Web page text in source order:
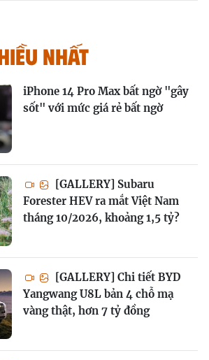
nhất
iPhone 14 Pro Max bất ngờ "gây
sốt" với mức giá rẻ bất ngờ
[GALLERY] Subaru
Forester HEV ra mắt Việt Nam
tháng 10/2026, khoảng 1,5 tỷ?
[GALLERY] Chi tiết BYD
Yangwang U8L bản 4 chỗ mạ
vàng thật, hơn 7 tỷ đồng